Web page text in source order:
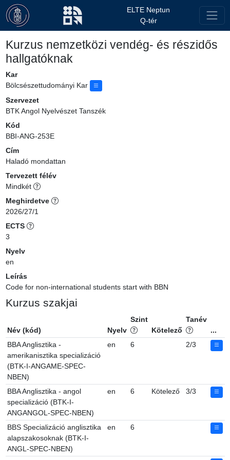
ELTE Neptun
Q-tér
Kurzus nemzetközi vendég- és részidős
hallgatóknak
Kar
Bölcsészettudományi Kar
Szervezet
BTK Angol Nyelvészet Tanszék
Kód
BBI-ANG-253E
Cím
Haladó mondattan
Tervezett félév
Mindkét
Meghirdetve
2026/27/1
ECTS
3
Nyelv
en
Leírás
Code for non-international students start with BBN
Kurzus szakjai
Név (kód) Nyelv
Szint
Kötelező
Tanév
...
BBA Anglisztika -
amerikanisztika specializáció
(BTK-I-ANGAME-SPEC-
NBEN)
en 6 2/3
BBA Anglisztika - angol
specializáció (BTK-I-
ANGANGOL-SPEC-NBEN)
en 6 Kötelező 3/3
BBS Specializáció anglisztika
alapszakosoknak (BTK-I-
ANGL-SPEC-NBEN)
en 6